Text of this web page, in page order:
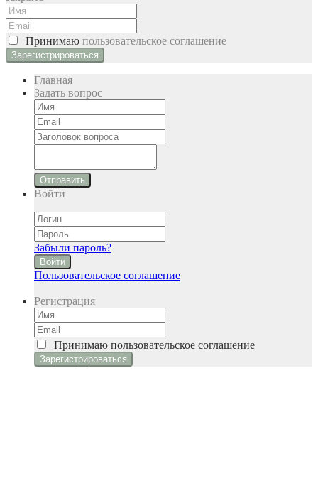
Принимаю пользовательское соглашение
Главная
Задать вопрос
Отправить
Войти
Забыли пароль?
Войти
Пользовательское соглашение
Регистрация
Принимаю пользовательское соглашение